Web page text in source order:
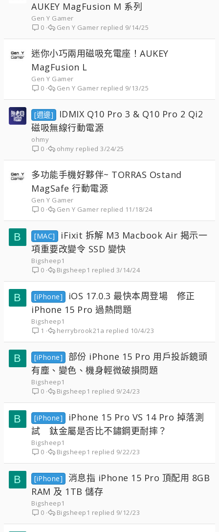
AUKEY MagFusion M 系列
Gen Y Gamer
0
9/14/25
Gen Y Gamer
迷你小巧兩用磁吸充電座！AUKEY
MagFusion L
Gen Y Gamer
0
9/13/25
Gen Y Gamer
[週邊]
IDMIX Q10 Pro 3 & Q10 Pro 2 Qi2
磁吸無線行動電源
ohmy
0
3/24/25
ohmy
多功能手機好夥伴~ TORRAS Ostand
MagSafe 行動電源
Gen Y Gamer
0
11/18/24
Gen Y Gamer
B [MAC]
iFixit 拆解 M3 Macbook Air 揭示一
項重要改變令 SSD 變快
Bigsheep1
0
3/14/24
Bigsheep1
B [iPhone]
iOS 17.0.3 最快本周登場 修正
iPhone 15 Pro 過熱問題
Bigsheep1
1
10/4/23
herrybrook21a
B [iPhone]
部份 iPhone 15 Pro 用戶投訴鏡頭
有塵、變色、機身輕微破損問題
Bigsheep1
0
9/24/23
Bigsheep1
B [iPhone]
iPhone 15 Pro VS 14 Pro 掉落測
試 鈦金屬是否比不鏽鋼更耐摔？
Bigsheep1
0
9/22/23
Bigsheep1
B [iPhone]
消息指 iPhone 15 Pro 頂配用 8GB
RAM 及 1TB 儲存
Bigsheep1
0
9/12/23
Bigsheep1